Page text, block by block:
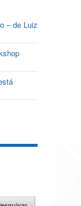
– de Luiz